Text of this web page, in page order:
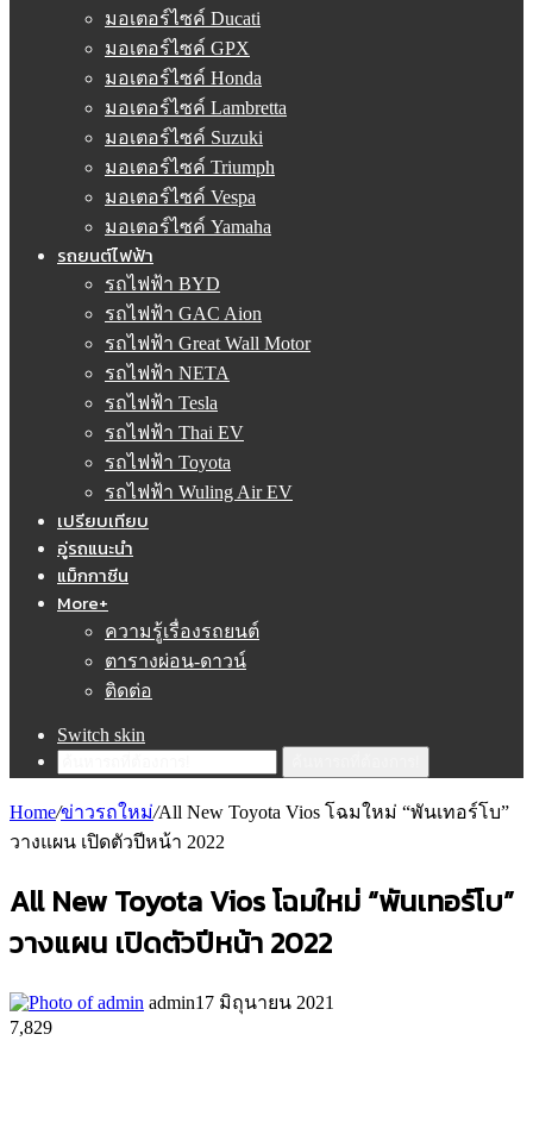
มอเตอร์ไซค์ Ducati
มอเตอร์ไซค์ GPX
มอเตอร์ไซค์ Honda
มอเตอร์ไซค์ Lambretta
มอเตอร์ไซค์ Suzuki
มอเตอร์ไซค์ Triumph
มอเตอร์ไซค์ Vespa
มอเตอร์ไซค์ Yamaha
รถยนต์ไฟฟ้า
รถไฟฟ้า BYD
รถไฟฟ้า GAC Aion
รถไฟฟ้า Great Wall Motor
รถไฟฟ้า NETA
รถไฟฟ้า Tesla
รถไฟฟ้า Thai EV
รถไฟฟ้า Toyota
รถไฟฟ้า Wuling Air EV
เปรียบเทียบ
อู่รถแนะนำ
แม็กกาซีน
More+
ความรู้เรื่องรถยนต์
ตารางผ่อน-ดาวน์
ติดต่อ
Switch skin
Home/ข่าวรถใหม่/All New Toyota Vios โฉมใหม่ “พันเทอร์โบ”
วางแผน เปิดตัวปีหน้า 2022
All New Toyota Vios โฉมใหม่ “พันเทอร์โบ”
วางแผน เปิดตัวปีหน้า 2022
admin17 มิถุนายน 2021
7,829